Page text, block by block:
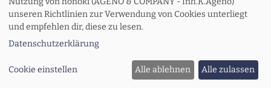
und kaufen.
unseren Richtlinien zur Verwendung von Cookies unterliegt
und empfehlen dir, diese zu lesen.
Datenschutzerklärung
Cookie einstellen Alle ablehnen Alle zulassen